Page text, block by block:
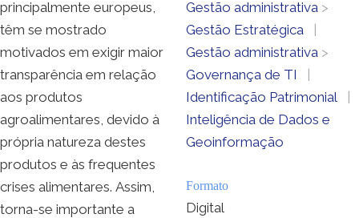
principalmente europeus,
têm se mostrado
motivados em exigir maior
transparência em relação
aos produtos
agroalimentares, devido à
própria natureza destes
produtos e às frequentes
crises alimentares. Assim,
torna-se importante a
Gestão administrativa >
Gestão Estratégica
|
Gestão administrativa >
Governança de TI
|
Identificação Patrimonial
|
Inteligência de Dados e
Geoinformação
Formato
Digital